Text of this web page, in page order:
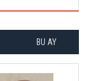
BU AY